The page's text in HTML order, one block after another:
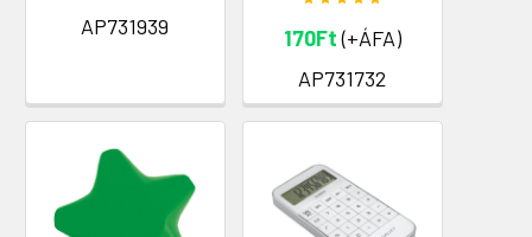
AP731939
170Ft(+ÁFA)
AP731732